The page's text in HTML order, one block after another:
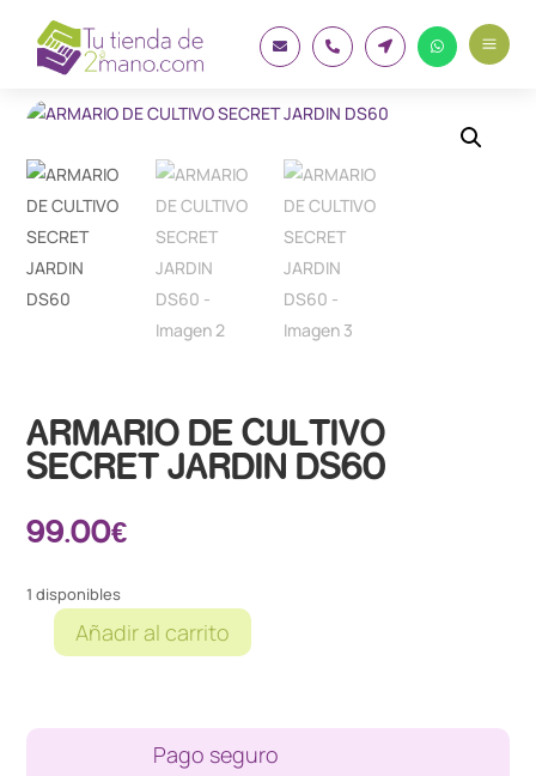
    a
ARMARIO DE CULTIVO
SECRET JARDIN DS60
99.00€
1 disponibles
ARMARIO
SECRET
Añadir al carrito
Pago seguro